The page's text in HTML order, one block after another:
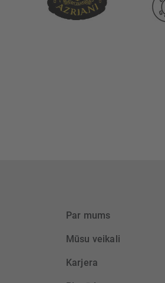
Par mums
Mūsu veikali
Karjera